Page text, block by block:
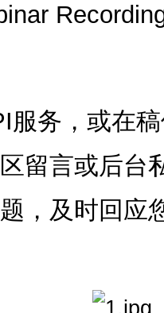
服务，或在
留言或后台
，及时回应